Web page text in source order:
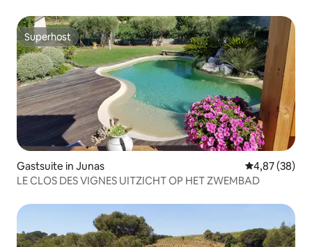
Superhost
Superhost
Gastsuite in Junas Gemiddelde
4,87 (38)
LE CLOS DES VIGNES UITZICHT OP HET ZWEMBAD